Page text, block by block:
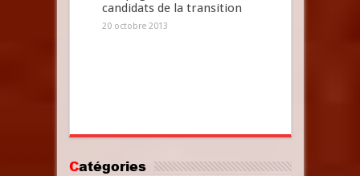
candidats de la transition
20 octobre 2013
Catégories